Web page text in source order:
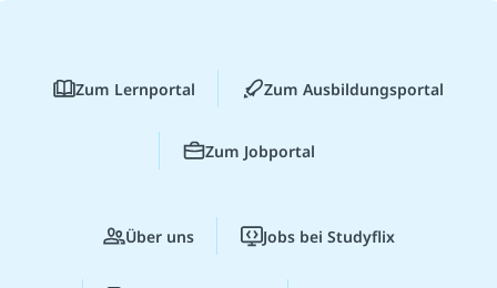
Zum Lernportal Zum Ausbildungsportal
Zum Jobportal
Über uns Jobs bei Studyflix